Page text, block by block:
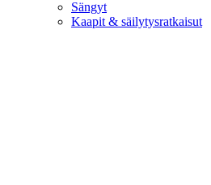
Sängyt
Kaapit & säilytysratkaisut